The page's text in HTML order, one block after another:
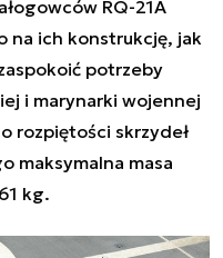
RQ-21A
na ich konstrukcję, jak
potrzeby
i marynarki wojennej
rozpiętości skrzydeł
maksymalna masa
kg.